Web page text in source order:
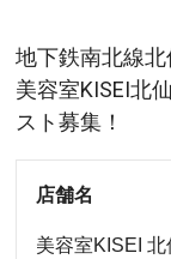
地下鉄南北線北
美容室KISEI北
スト募集！
店舗名
美容室KISEI 北